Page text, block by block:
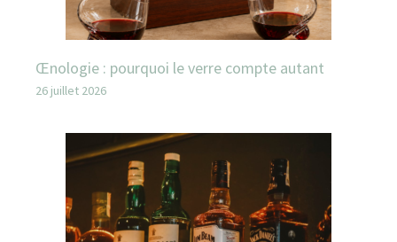
Œnologie : pourquoi le verre compte autant
26 juillet 2026